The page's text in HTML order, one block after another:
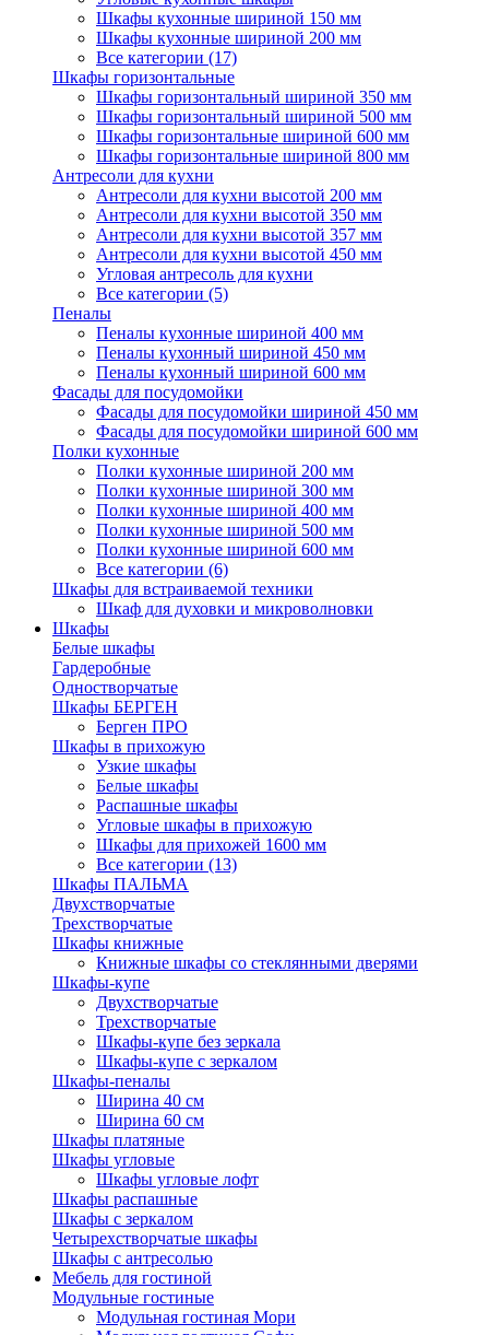
Шкафы кухонные шириной 150 мм
Шкафы кухонные шириной 200 мм
Все категории (17)
Шкафы горизонтальные
Шкафы горизонтальный шириной 350 мм
Шкафы горизонтальный шириной 500 мм
Шкафы горизонтальные шириной 600 мм
Шкафы горизонтальные шириной 800 мм
Антресоли для кухни
Антресоли для кухни высотой 200 мм
Антресоли для кухни высотой 350 мм
Антресоли для кухни высотой 357 мм
Антресоли для кухни высотой 450 мм
Угловая антресоль для кухни
Все категории (5)
Пеналы
Пеналы кухонные шириной 400 мм
Пеналы кухонный шириной 450 мм
Пеналы кухонный шириной 600 мм
Фасады для посудомойки
Фасады для посудомойки шириной 450 мм
Фасады для посудомойки шириной 600 мм
Полки кухонные
Полки кухонные шириной 200 мм
Полки кухонные шириной 300 мм
Полки кухонные шириной 400 мм
Полки кухонные шириной 500 мм
Полки кухонные шириной 600 мм
Все категории (6)
Шкафы для встраиваемой техники
Шкаф для духовки и микроволновки
Шкафы
Белые шкафы
Гардеробные
Одностворчатые
Шкафы БЕРГЕН
Берген ПРО
Шкафы в прихожую
Узкие шкафы
Белые шкафы
Распашные шкафы
Угловые шкафы в прихожую
Шкафы для прихожей 1600 мм
Все категории (13)
Шкафы ПАЛЬМА
Двухстворчатые
Трехстворчатые
Шкафы книжные
Книжные шкафы со стеклянными дверями
Шкафы-купе
Двухстворчатые
Трехстворчатые
Шкафы-купе без зеркала
Шкафы-купе с зеркалом
Шкафы-пеналы
Ширина 40 см
Ширина 60 см
Шкафы платяные
Шкафы угловые
Шкафы угловые лофт
Шкафы распашные
Шкафы с зеркалом
Четырехстворчатые шкафы
Шкафы с антресолью
Мебель для гостиной
Модульные гостиные
Модульная гостиная Мори